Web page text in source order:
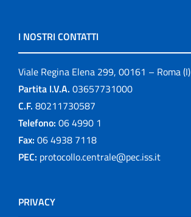
I NOSTRI CONTATTI
Viale Regina Elena 299, 00161 – Roma (I)
Partita I.V.A. 03657731000
C.F. 80211730587
Telefono: 06 4990 1
Fax: 06 4938 7118
PEC: protocollo.centrale@pec.iss.it
PRIVACY